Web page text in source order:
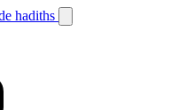
hadiths